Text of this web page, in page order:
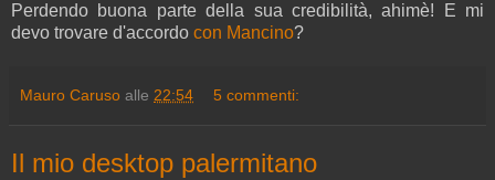
Perdendo buona parte della sua credibilità, ahimè! E mi
devo trovare d'accordo con Mancino?
Mauro Caruso alle 22:54 5 commenti:
Il mio desktop palermitano